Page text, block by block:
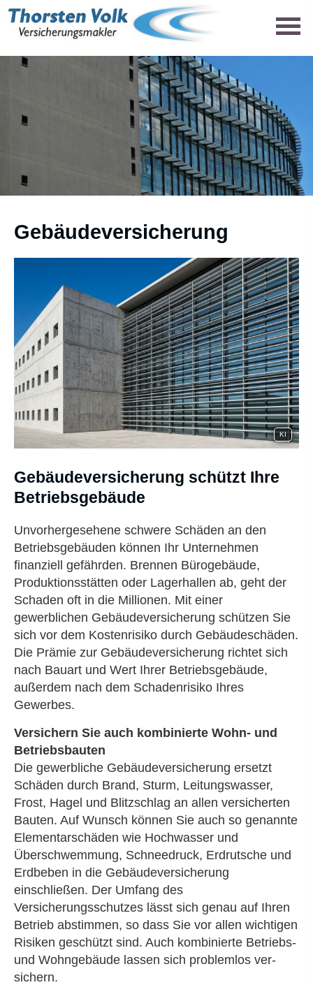
Ge­bäude­ver­si­che­rung
KI
Ge­bäude­ver­si­che­rung schützt Ihre
Betriebsgebäude
Unvorhergesehene schwere Schäden an den
Betriebsgebäuden können Ihr Unternehmen
finanziell gefährden. Brennen Bürogebäude,
Produktionsstätten oder Lagerhallen ab, geht der
Schaden oft in die Millionen. Mit einer
gewerblichen Ge­bäude­ver­si­che­rung schützen Sie
sich vor dem Kostenrisiko durch Gebäudeschäden.
Die Prämie zur Ge­bäude­ver­si­che­rung richtet sich
nach Bauart und Wert Ihrer Betriebsgebäude,
außerdem nach dem Schadenrisiko Ihres
Gewerbes.
Versichern Sie auch kombinierte Wohn- und
Betriebsbauten
Die gewerbliche Ge­bäude­ver­si­che­rung ersetzt
Schäden durch Brand, Sturm, Leitungswasser,
Frost, Hagel und Blitzschlag an allen versicherten
Bauten. Auf Wunsch können Sie auch so genannte
Elementarschäden wie Hochwasser und
Überschwemmung, Schneedruck, Erdrutsche und
Erdbeben in die Ge­bäude­ver­si­che­rung
einschließen. Der Umfang des
Versicherungsschutzes lässt sich genau auf Ihren
Betrieb abstimmen, so dass Sie vor allen wichtigen
Risiken geschützt sind. Auch kombinierte Betriebs-
und Wohngebäude lassen sich problemlos ver­
sichern.